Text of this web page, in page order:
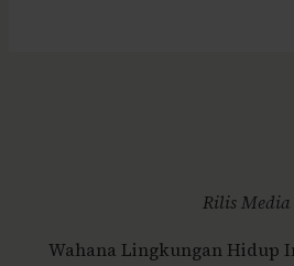
Rilis Media
Wahana Lingkungan Hidup